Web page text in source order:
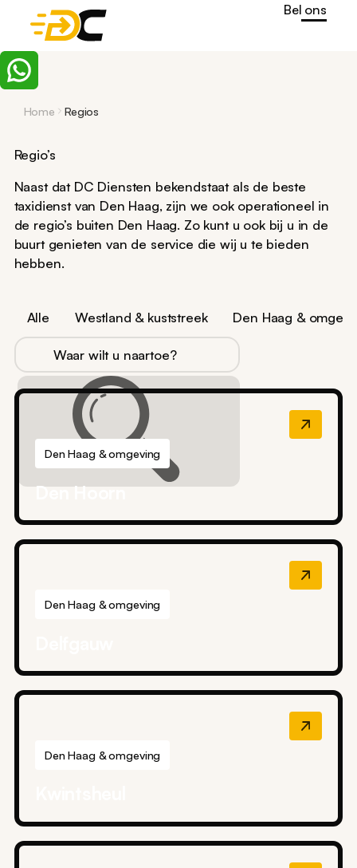
Bel ons
Home Regios
Regio’s
Naast dat DC Diensten bekendstaat als de beste
taxidienst van Den Haag, zijn we ook operationeel in
de regio’s buiten Den Haag. Zo kunt u ook bij u in de
buurt genieten van de service die wij u te bieden
hebben.
Alle Westland & kuststreek Den Haag &
Den Haag & omgeving
Den Hoorn
Den Haag & omgeving
Den Haag & omgeving